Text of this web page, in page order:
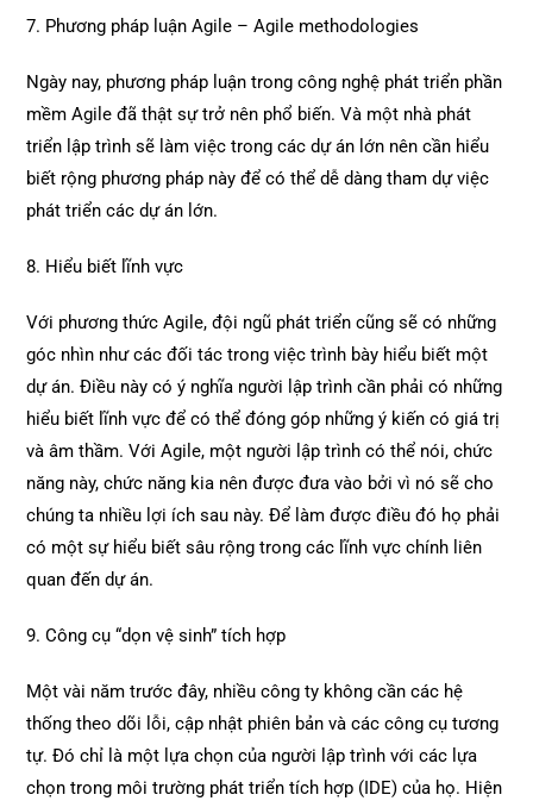
7. Phương pháp luận Agile – Agile methodologies
Ngày nay, phương pháp luận trong công nghệ phát triển phần
mềm Agile đã thật sự trở nên phổ biến. Và một nhà phát
triển lập trình sẽ làm việc trong các dự án lớn nên cần hiểu
biết rộng phương pháp này để có thể dễ dàng tham dự việc
phát triển các dự án lớn.
8. Hiểu biết lĩnh vực
Với phương thức Agile, đội ngũ phát triển cũng sẽ có những
góc nhìn như các đối tác trong việc trình bày hiểu biết một
dự án. Điều này có ý nghĩa người lập trình cần phải có những
hiểu biết lĩnh vực để có thể đóng góp những ý kiến có giá trị
và âm thầm. Với Agile, một người lập trình có thể nói, chức
năng này, chức năng kia nên được đưa vào bởi vì nó sẽ cho
chúng ta nhiều lợi ích sau này. Để làm được điều đó họ phải
có một sự hiểu biết sâu rộng trong các lĩnh vực chính liên
quan đến dự án.
9. Công cụ “dọn vệ sinh” tích hợp
Một vài năm trước đây, nhiều công ty không cần các hệ
thống theo dõi lỗi, cập nhật phiên bản và các công cụ tương
tự. Đó chỉ là một lựa chọn của người lập trình với các lựa
chọn trong môi trường phát triển tích hợp (IDE) của họ. Hiện